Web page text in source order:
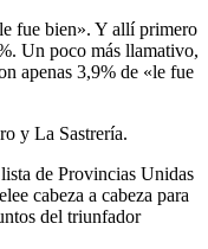
fue bien». Y allí primero
Un poco más llamativo,
apenas 3,9% de «le fue
y La Sastrería.
de Provincias Unidas
cabeza a cabeza para
del triunfador